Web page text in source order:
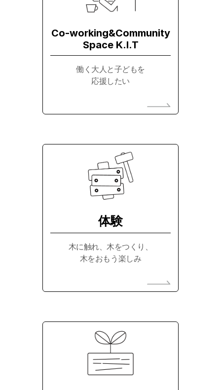
Co-working&Community
Space K.I.T
働く大人と子どもを
応援したい
体験
木に触れ、木をつくり、
木をおもう楽しみ